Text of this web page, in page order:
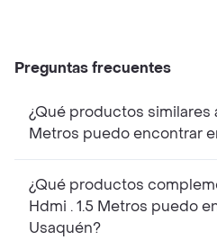
Preguntas frecuentes
¿Qué productos similares
Metros puedo encontrar
¿Qué productos
Hdmi . 1.5 Metros puedo
Usaquén?